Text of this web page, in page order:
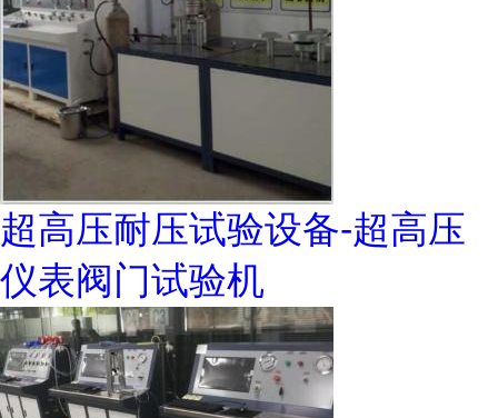
超高压耐压试验设备-超高压
仪表阀门试验机